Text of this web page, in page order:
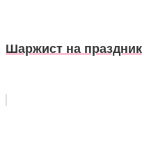
Шаржист на праздник